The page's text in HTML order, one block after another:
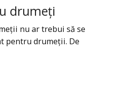
drumeți
nu ar trebui să se
pentru drumeții. De